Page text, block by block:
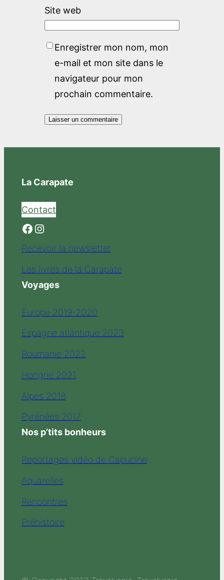
Site web
Enregistrer mon nom, mon
e-mail et mon site dans le
navigateur pour mon
prochain commentaire.
La Carapate
Contact
Facebook Instagram
Recevoir la newsletter
Les livres de la Carapate
Voyages
Europe 2019-2020
Espagne atlantique 2023
Roumanie 2022
Hongrie 2021
Alpes 2018
Pyrénées 2017
Nos p’tits bonheurs
Reportages vidéo de Capucine
Aquarelles
Rencontres
Préhistoire